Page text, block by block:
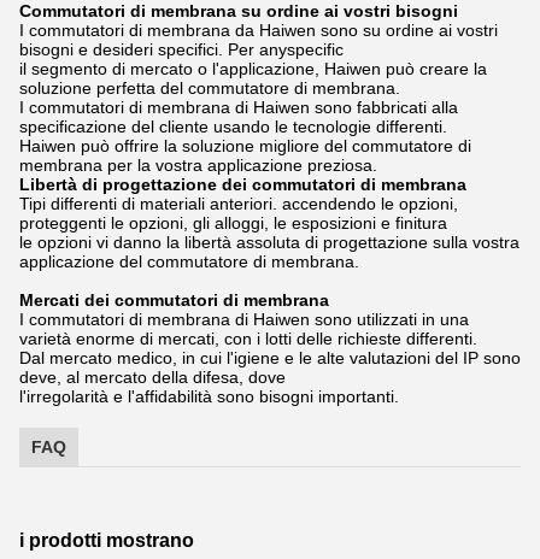
Commutatori di membrana su ordine ai vostri bisogni
I commutatori di membrana da Haiwen sono su ordine ai vostri
bisogni e desideri specifici. Per anyspecific
il segmento di mercato o l'applicazione, Haiwen può creare la
soluzione perfetta del commutatore di membrana.
I commutatori di membrana di Haiwen sono fabbricati alla
specificazione del cliente usando le tecnologie differenti.
Haiwen può offrire la soluzione migliore del commutatore di
membrana per la vostra applicazione preziosa.
Libertà di progettazione dei commutatori di membrana
Tipi differenti di materiali anteriori. accendendo le opzioni,
proteggenti le opzioni, gli alloggi, le esposizioni e finitura
le opzioni vi danno la libertà assoluta di progettazione sulla vostra
applicazione del commutatore di membrana.
Mercati dei commutatori di membrana
I commutatori di membrana di Haiwen sono utilizzati in una
varietà enorme di mercati, con i lotti delle richieste differenti.
Dal mercato medico, in cui l'igiene e le alte valutazioni del IP sono
deve, al mercato della difesa, dove
l'irregolarità e l'affidabilità sono bisogni importanti.
FAQ
i prodotti mostrano